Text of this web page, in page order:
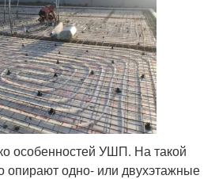
особенностей УШП. На такой
опирают одно- или двухэтажные